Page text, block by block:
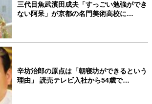
三代目魚武濱田成夫「すっごい勉強ができ
ない阿呆」が京都の名門美術高校に…
辛坊治郎の原点は「朝寝坊ができるという
理由」 読売テレビ入社から54歳で…